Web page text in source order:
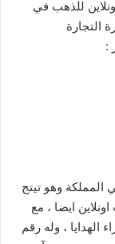
للذهب في
التجارة
:
المملكة وهو تيتج
ايضا ، مع
الهدايا ، وله رقم